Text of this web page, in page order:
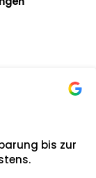
bis zur